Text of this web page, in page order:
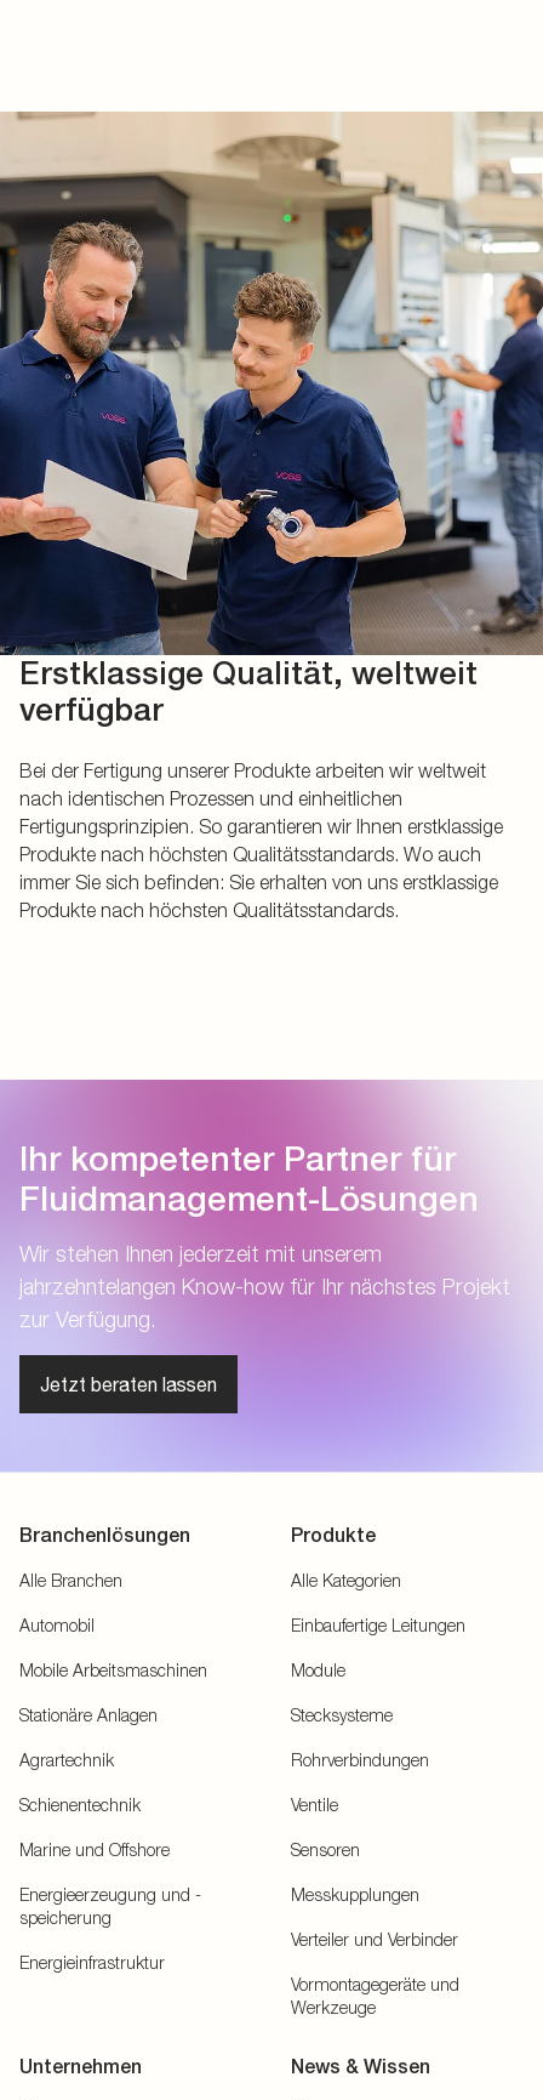
Erstklassige Qualität, weltweit
verfügbar
Bei der Fertigung unserer Produkte arbeiten wir weltweit
nach identischen Prozessen und einheitlichen
Fertigungsprinzipien. So garantieren wir Ihnen erstklassige
Produkte nach höchsten Qualitätsstandards. Wo auch
immer Sie sich befinden: Sie erhalten von uns erstklassige
Produkte nach höchsten Qualitätsstandards.
Ihr kompetenter Partner für
Fluidmanagement-Lösungen
Wir stehen Ihnen jederzeit mit unserem
jahrzehntelangen Know-how für Ihr nächstes Projekt
zur Verfügung.
Jetzt beraten lassen
Branchenlösungen
Alle Branchen
Automobil
Mobile Arbeitsmaschinen
Stationäre Anlagen
Agrartechnik
Schienentechnik
Marine und Offshore
Energieerzeugung und -
speicherung
Energieinfrastruktur
Produkte
Alle Kategorien
Einbaufertige Leitungen
Module
Stecksysteme
Rohrverbindungen
Ventile
Sensoren
Messkupplungen
Verteiler und Verbinder
Vormontagegeräte und
Werkzeuge
Unternehmen News & Wissen